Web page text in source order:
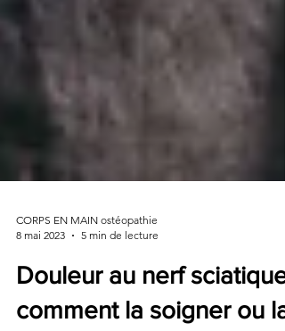
8 mai 2023
5 min de lecture
Douleur au nerf sciatique :